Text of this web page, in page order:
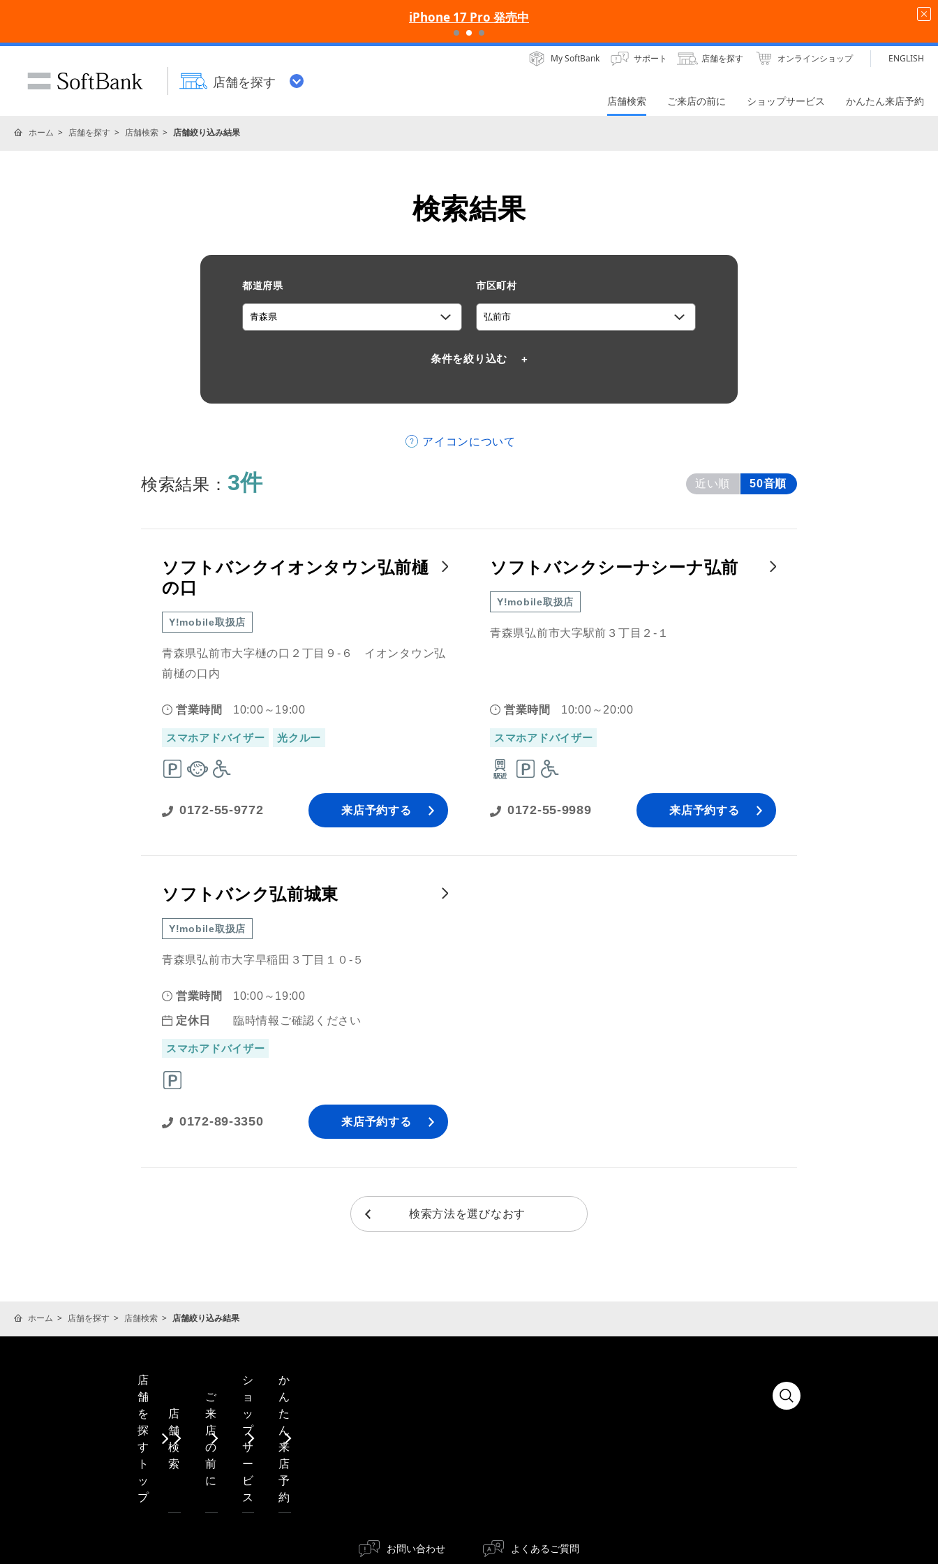
iPhone 17 Pro 発売中
店舗を探す
My SoftBank サポート 店舗を探す オンラインショップ ENGLISH
店舗検索 ご来店の前に ショップサービス かんたん来店予約
ホーム 店舗を探す 店舗検索 店舗絞り込み結果
検索結果
都道府県 市区町村
条件を絞り込む
アイコンについて
検索結果： 3件 近い順 50音順
ソフトバンクイオンタウン弘前樋
の口
Y!mobile取扱店
青森県弘前市大字樋の口２丁目９‐６ イオンタウン弘
前樋の口内
営業時間 10:00～19:00
スマホアドバイザー 光クルー
0172-55-9772 来店予約する
ソフトバンクシーナシーナ弘前
Y!mobile取扱店
青森県弘前市大字駅前３丁目２‐１
営業時間 10:00～20:00
スマホアドバイザー
0172-55-9989 来店予約する
ソフトバンク弘前城東
Y!mobile取扱店
青森県弘前市大字早稲田３丁目１０‐５
営業時間 10:00～19:00
定休日 臨時情報ご確認ください
スマホアドバイザー
0172-89-3350 来店予約する
検索方法を選びなおす
ホーム 店舗を探す 店舗検索 店舗絞り込み結果
店
舗
を
探
す
ト
ッ
プ
店
舗
検
索
ご
来
店
の
前
に
シ
ョ
ッ
プ
サ
ー
ビ
ス
か
ん
た
ん
来
店
予
約
お問い合わせ よくあるご質問